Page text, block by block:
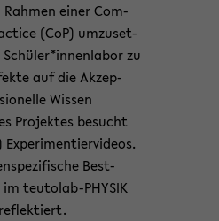
einer Com­
(CoP) um­zu­set­
Schü­ler*in­nen­la­bor zu
auf die Ak­zep­
Wis­sen
Pro­jek­tes be­sucht
Best-​
teutolab-​PHYSIK